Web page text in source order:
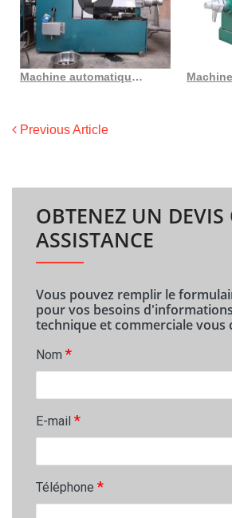
Machine automatique de presse à huile d’arachide de machine à huile d’arachide
Previous Article
OBTENEZ UN
ASSISTANCE
Vous pouvez remplir le
pour vos besoins
technique et commerciale vous
Nom *
E-mail *
Téléphone *